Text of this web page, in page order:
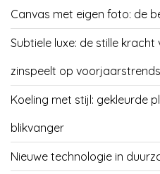
Canvas met eigen foto: de
Subtiele luxe: de stille
zinspeelt op voorjaarstrends
Koeling met stijl: gekleurde
blikvanger
Nieuwe technologie in